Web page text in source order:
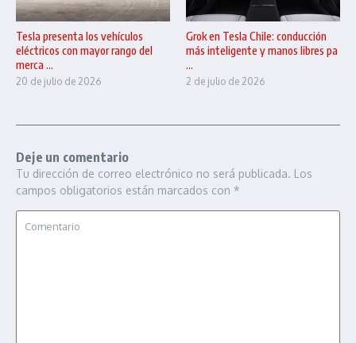
Tesla presenta los vehículos
eléctricos con mayor rango del
merca ...
20 de julio de 2026
Grok en Tesla Chile: conducción
más inteligente y manos libres pa
...
2 de julio de 2026
Deje un comentario
Tu dirección de correo electrónico no será publicada. Los
campos obligatorios están marcados con *